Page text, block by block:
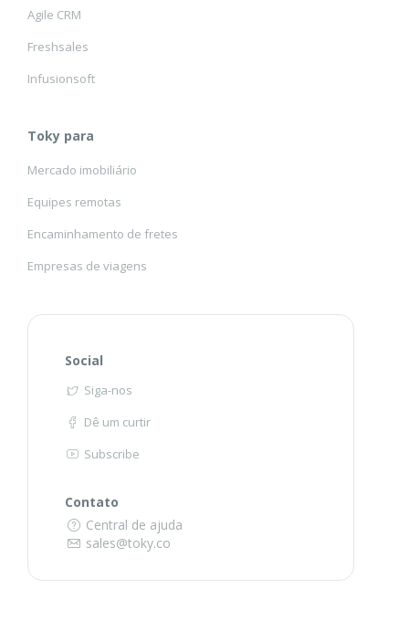
Agile CRM
Freshsales
Infusionsoft
Toky para
Mercado imobiliário
Equipes remotas
Encaminhamento de fretes
Empresas de viagens
Social
Siga-nos
Dê um curtir
Subscribe
Contato
Central de ajuda
sales@toky.co